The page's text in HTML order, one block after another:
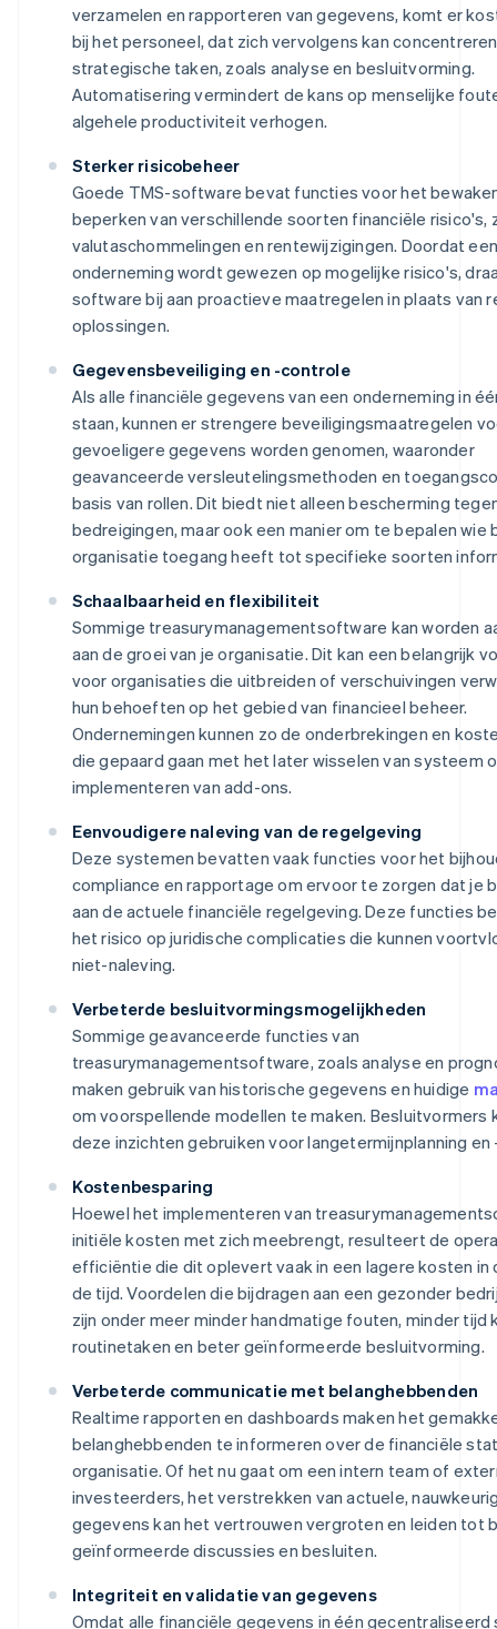
verzamelen en rapporteren van gegevens, komt er
bij het personeel, dat zich vervolgens kan
strategische taken, zoals analyse en besluitvorming.
Automatisering vermindert de kans op menselijke
algehele productiviteit verhogen.
Sterker risicobeheer
Goede TMS-software bevat functies voor het
beperken van verschillende soorten financiële risico's,
valutaschommelingen en rentewijzigingen. Doordat een
onderneming wordt gewezen op mogelijke risico's,
software bij aan proactieve maatregelen in plaats van
oplossingen.
Gegevensbeveiliging en -controle
Als alle financiële gegevens van een onderneming in
staan, kunnen er strengere beveiligingsmaatregelen
gevoeligere gegevens worden genomen, waaronder
geavanceerde versleutelingsmethoden en
basis van rollen. Dit biedt niet alleen bescherming
bedreigingen, maar ook een manier om te bepalen wie
organisatie toegang heeft tot specifieke soorten
Schaalbaarheid en flexibiliteit
Sommige treasurymanagementsoftware kan worden
aan de groei van je organisatie. Dit kan een belangrijk
voor organisaties die uitbreiden of verschuivingen
hun behoeften op het gebied van financieel beheer.
Ondernemingen kunnen zo de onderbrekingen en
die gepaard gaan met het later wisselen van systeem
implementeren van add-ons.
Eenvoudigere naleving van de regelgeving
Deze systemen bevatten vaak functies voor het
compliance en rapportage om ervoor te zorgen dat je
aan de actuele financiële regelgeving. Deze functies
het risico op juridische complicaties die kunnen
niet-naleving.
Verbeterde besluitvormingsmogelijkheden
Sommige geavanceerde functies van
treasurymanagementsoftware, zoals analyse en
maken gebruik van historische gegevens en huidige
om voorspellende modellen te maken. Besluitvormers
deze inzichten gebruiken voor langetermijnplanning
Kostenbesparing
Hoewel het implementeren van
initiële kosten met zich meebrengt, resulteert de
efficiëntie die dit oplevert vaak in een lagere kosten in
de tijd. Voordelen die bijdragen aan een gezonder
zijn onder meer minder handmatige fouten, minder tijd
routinetaken en beter geïnformeerde besluitvorming.
Verbeterde communicatie met belanghebbenden
Realtime rapporten en dashboards maken het
belanghebbenden te informeren over de financiële
organisatie. Of het nu gaat om een intern team of
investeerders, het verstrekken van actuele,
gegevens kan het vertrouwen vergroten en leiden tot
geïnformeerde discussies en besluiten.
Integriteit en validatie van gegevens
Omdat alle financiële gegevens in één